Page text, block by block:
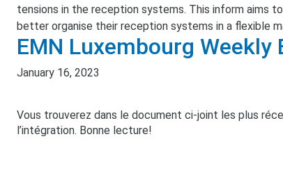
tensions in the reception systems. This inform aims
better organise their reception systems in a flexible
EMN Luxembourg
January 16, 2023
Vous trouverez dans le document ci-joint les plus
l’intégration. Bonne lecture!